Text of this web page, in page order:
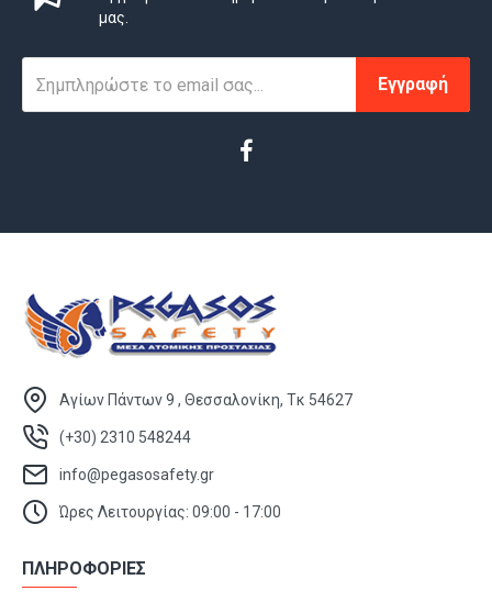
μας.
Εγγραφή
Αγίων Πάντων 9 , Θεσσαλονίκη, Τκ 54627
(+30) 2310 548244
info@pegasosafety.gr
Ώρες Λειτουργίας: 09:00 - 17:00
ΠΛΗΡΟΦΟΡΙΕΣ